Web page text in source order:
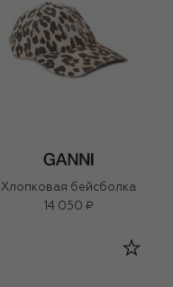
Хлопковая бейсболка
14 050 ₽